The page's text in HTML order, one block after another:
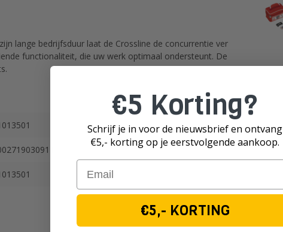
lange bedrijfsduur laat de Crossline de concurrentie ver
functionaliteit, die uw werk optimaal ondersteunt. De
€5 Korting?
Schrijf je in voor de nieuwsbrief en ontvang
€5,- korting op je eerstvolgende aankoop.
Email
€5,- KORTING